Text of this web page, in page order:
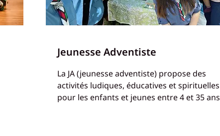
Jeunesse Adventiste
La JA (jeunesse adventiste) propose des
activités ludiques, éducatives et spirituelles
pour les enfants et jeunes entre 4 et 35 ans